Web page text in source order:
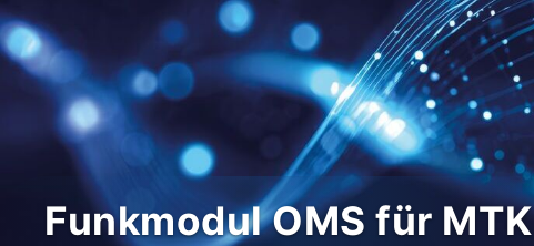
Funkmodul OMS für MTK